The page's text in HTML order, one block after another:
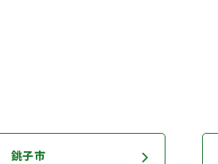
銚子市